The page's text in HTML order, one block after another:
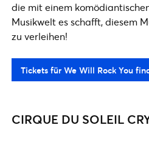
die mit einem
Musikwelt es schafft, diesem
zu verleihen!
Tickets für We Will Rock You
CIRQUE DU SOLEIL